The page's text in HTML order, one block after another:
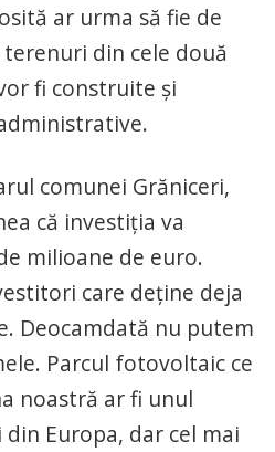
ar urma să fie de
din cele două
fi construite şi
comunei Grăniceri,
că investiţia va
milioane de euro.
care deţine deja
Deocamdată nu putem
Parcul fotovoltaic ce
noastră ar fi unul
Europa, dar cel mai